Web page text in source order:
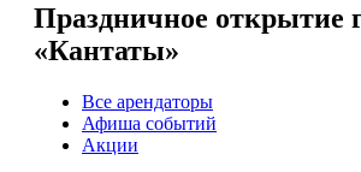
Праздничное открытие
«Кантаты»
Все арендаторы
Афиша событий
Акции